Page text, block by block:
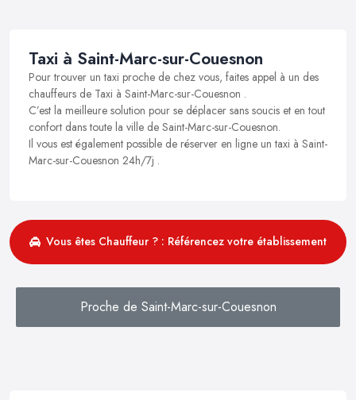
Taxi à Saint-Marc-sur-Couesnon
Pour trouver un taxi proche de chez vous, faites appel à un des
chauffeurs de Taxi à Saint-Marc-sur-Couesnon .
C’est la meilleure solution pour se déplacer sans soucis et en tout
confort dans toute la ville de Saint-Marc-sur-Couesnon.
Il vous est également possible de réserver en ligne un taxi à Saint-
Marc-sur-Couesnon 24h/7j .
Vous êtes Chauffeur ? : Référencez votre établissement
Proche de Saint-Marc-sur-Couesnon